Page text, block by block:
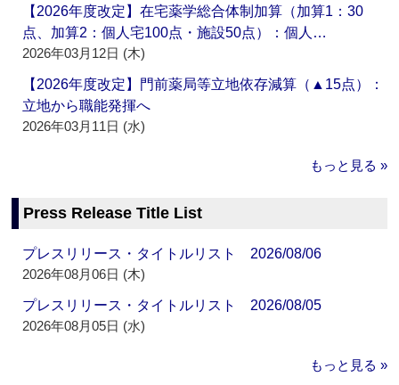
【2026年度改定】在宅薬学総合体制加算（加算1：30
点、加算2：個人宅100点・施設50点）：個人…
2026年03月12日 (木)
【2026年度改定】門前薬局等立地依存減算（▲15点）：
立地から職能発揮へ
2026年03月11日 (水)
もっと見る »
Press Release Title List
プレスリリース・タイトルリスト 2026/08/06
2026年08月06日 (木)
プレスリリース・タイトルリスト 2026/08/05
2026年08月05日 (水)
もっと見る »